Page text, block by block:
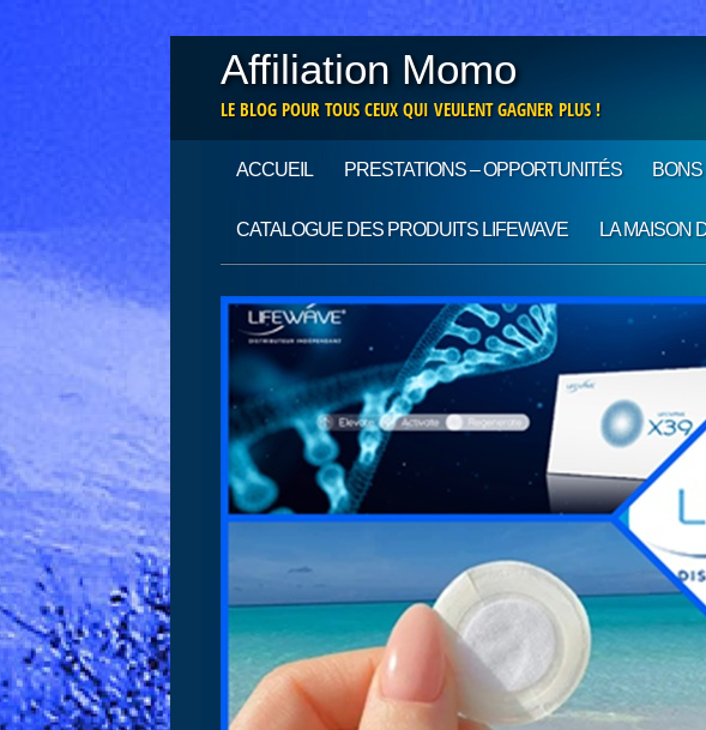
Affiliation Momo
LE BLOG POUR TOUS CEUX QUI VEULENT GAGNER PLUS !
Main menu
ACCUEIL PRESTATIONS – OPPORTUNITÉS
CATALOGUE DES PRODUITS LIFEWAVE LA MAISON